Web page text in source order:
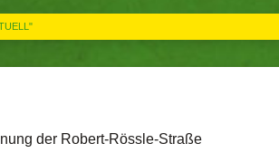
der Robert-Rössle-Straße